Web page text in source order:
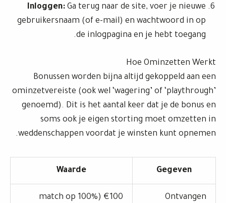
Inloggen: Ga terug naar de site, voer je nieuwe
gebruikersnaam (of e-mail) en wachtwoord in op
de inlogpagina en je hebt toegang.
Hoe Ominzetten Werkt
Bonussen worden bijna altijd gekoppeld aan een
ominzetvereiste (ook wel ‘wagering’ of ‘playthrough’
genoemd). Dit is het aantal keer dat je de bonus en
soms ook je eigen storting moet omzetten in
weddenschappen voordat je winsten kunt opnemen.
Gegeven
Waarde
Ontvangen
€100 (100% match op